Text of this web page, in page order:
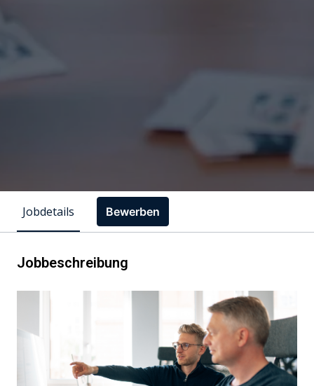
Jobdetails Bewerben
Jobbeschreibung